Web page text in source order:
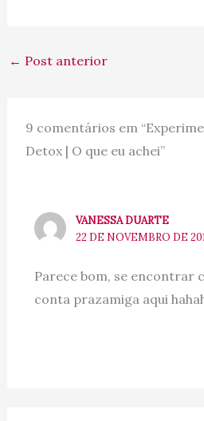
← Post anterior
9 comentários em
Detox | O que eu achei”
VANESSA DUARTE
22 DE NOVEMBRO DE
Parece bom, se encontrar
conta prazamiga aqui